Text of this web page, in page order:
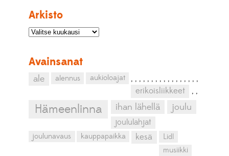
Arkisto
Avainsanat
ale ,
alennus ,
aukioloajat ,
erikoisliikkeet
,
Hämeenlinna
,
ihan lähellä
,
joulu
,
joululahjat
,
joulunavaus
,
kauppapaikka
,
kesä
,
Lidl
,
musiikki
,,,,,
, ,